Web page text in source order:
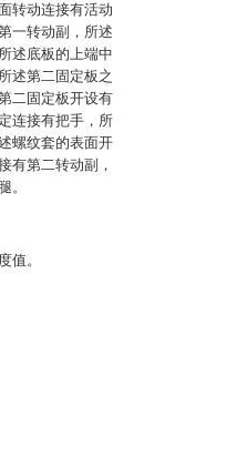
转动连接有活动
一转动副，所述
述底板的上端中
述第二固定板之
二固定板开设有
连接有把手，所
螺纹套的表面开
有第二转动副，
。
值。